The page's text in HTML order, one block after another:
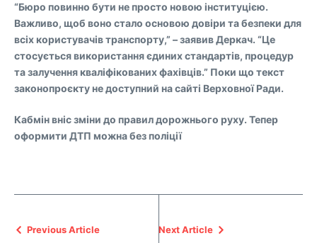
“Бюро повинно бути не просто новою інституцією.
Важливо, щоб воно стало основою довіри та безпеки для
всіх користувачів транспорту,” – заявив Деркач. “Це
стосується використання єдиних стандартів, процедур
та залучення кваліфікованих фахівців.” Поки що текст
законопроєкту не доступний на сайті Верховної Ради.
Кабмін вніс зміни до правил дорожнього руху. Тепер
оформити ДТП можна без поліції
Previous Article Next Article